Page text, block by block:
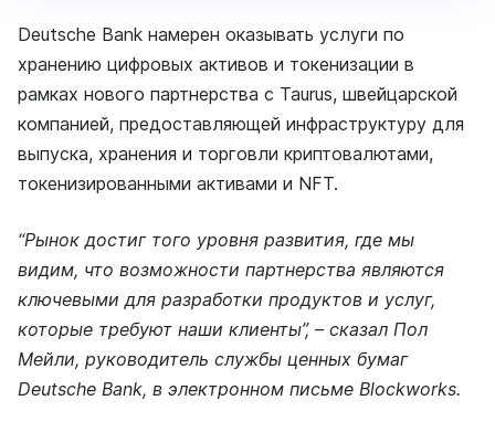
Deutsche Bank намерен оказывать услуги по
хранению цифровых активов и токенизации в
рамках нового партнерства с Taurus, швейцарской
компанией, предоставляющей инфраструктуру для
выпуска, хранения и торговли криптовалютами,
токенизированными активами и NFT.
“Рынок достиг того уровня развития, где мы
видим, что возможности партнерства являются
ключевыми для разработки продуктов и услуг,
которые требуют наши клиенты”, – сказал Пол
Мейли, руководитель службы ценных бумаг
Deutsche Bank, в электронном письме Blockworks.